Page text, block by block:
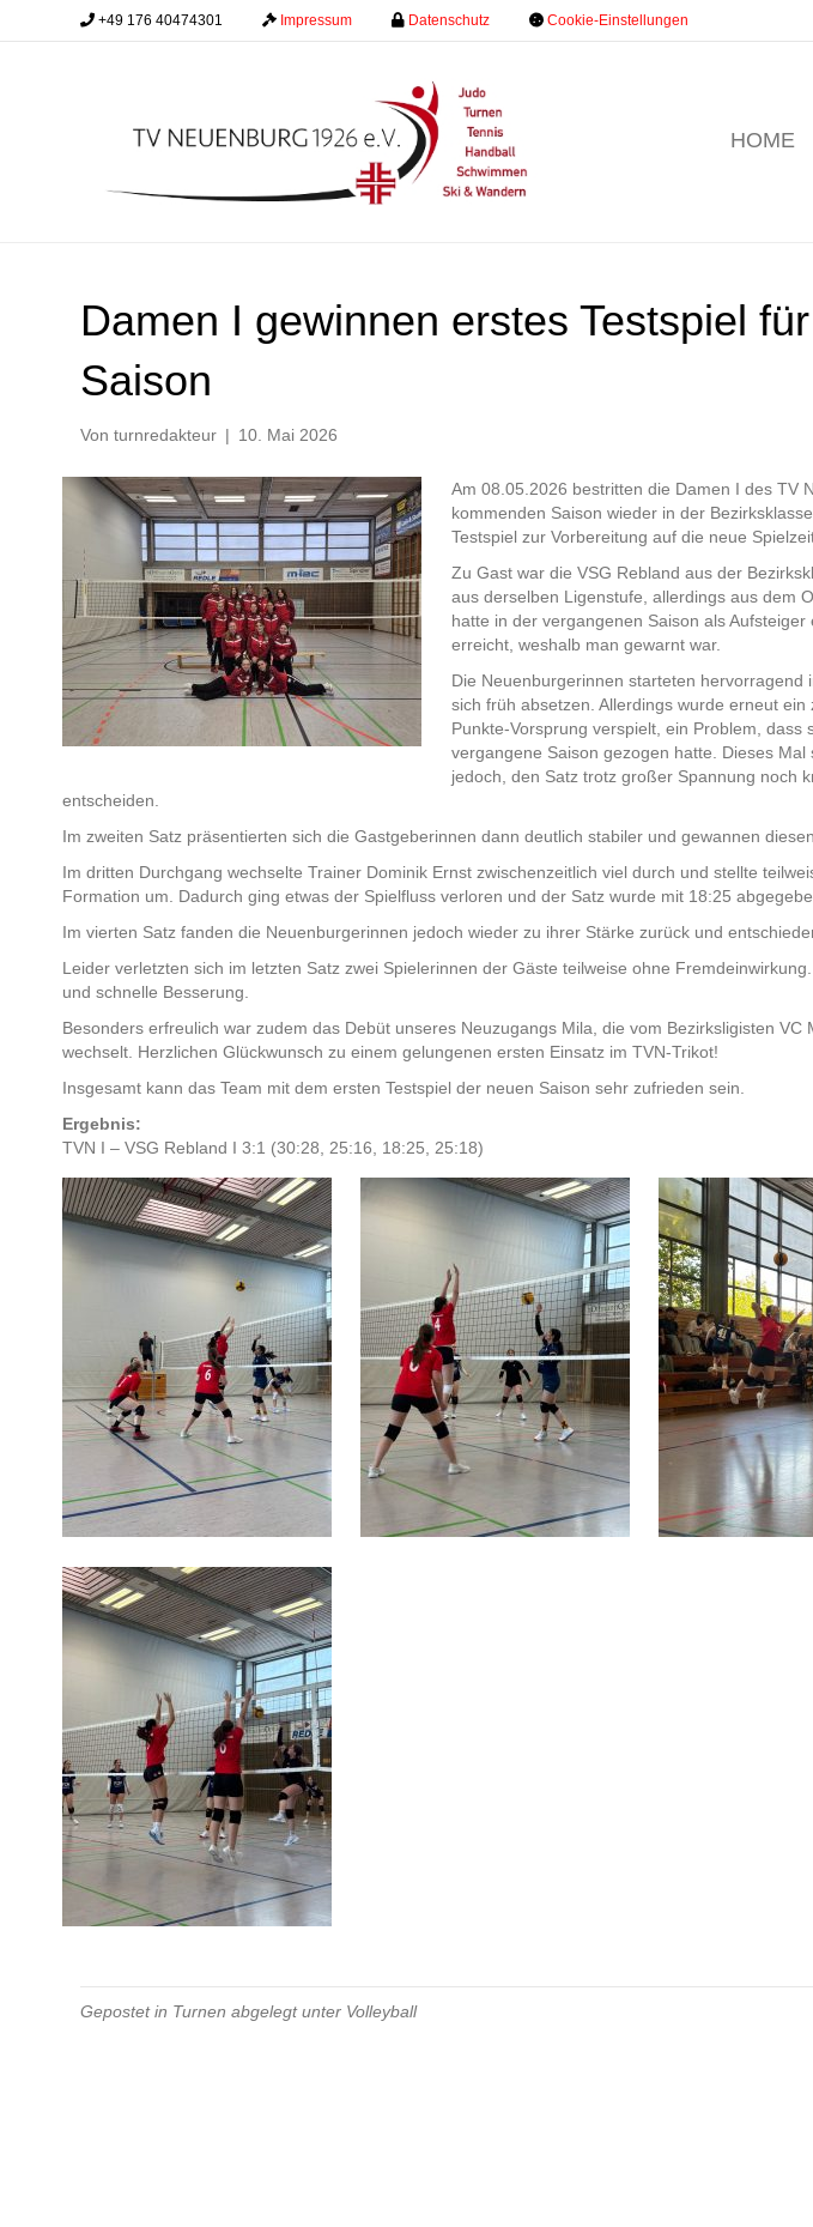
+49 176 40474301 Impressum Datenschutz Cookie-Einstellungen
HOME
Damen I gewinnen erstes Testspiel
Saison
Vonturnredakteur | 10. Mai 2026
Am 08.05.2026 bestritten die Damen I des TV
kommenden Saison wieder in der
Testspiel zur Vorbereitung auf die neue
Zu Gast war die VSG Rebland aus der
aus derselben Ligenstufe, allerdings aus dem
hatte in der vergangenen Saison als Aufsteiger
erreicht, weshalb man gewarnt war.
Die Neuenburgerinnen starteten hervorragend
sich früh absetzen. Allerdings wurde erneut ein
Punkte-Vorsprung verspielt, ein Problem, dass
vergangene Saison gezogen hatte. Dieses Mal
jedoch, den Satz trotz großer Spannung noch
entscheiden.
Im zweiten Satz präsentierten sich die Gastgeberinnen dann deutlich stabiler und gewannen
Im dritten Durchgang wechselte Trainer Dominik Ernst zwischenzeitlich viel durch und stellte
Formation um. Dadurch ging etwas der Spielfluss verloren und der Satz wurde mit 18:25
Im vierten Satz fanden die Neuenburgerinnen jedoch wieder zu ihrer Stärke zurück und
Leider verletzten sich im letzten Satz zwei Spielerinnen der Gäste teilweise ohne
und schnelle Besserung.
Besonders erfreulich war zudem das Debüt unseres Neuzugangs Mila, die vom Bezirksligisten VC
wechselt. Herzlichen Glückwunsch zu einem gelungenen ersten Einsatz im TVN-Trikot!
Insgesamt kann das Team mit dem ersten Testspiel der neuen Saison sehr zufrieden sein.
Ergebnis:
TVN I – VSG Rebland I 3:1 (30:28, 25:16, 18:25, 25:18)
Gepostet in Turnen abgelegt unter Volleyball